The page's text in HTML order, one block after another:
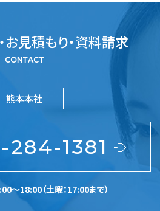
お見積もり・資料請求
CONTACT
熊本本社
1381
～18:00（土曜：17:00まで）